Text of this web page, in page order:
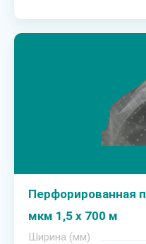
Перфорированная
мкм 1,5 х 700 м
Ширина (мм)